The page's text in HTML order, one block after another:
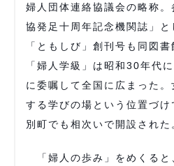
婦人団体連絡協議会の略称
協発足十周年記念機関誌」
「ともしび」創刊号も同図
「婦人学級」は昭和30年代
に委嘱して全国に広まった
する学びの場という位置づ
別町でも相次いで開設された
「婦人の歩み」をめくると